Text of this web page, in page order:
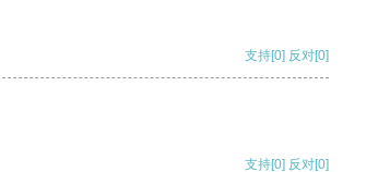
支持[0] 反对[0]
支持[0] 反对[0]